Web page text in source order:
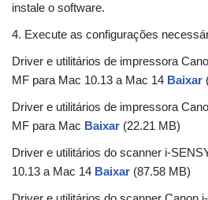
instale o software.
4. Execute as configurações
Driver e utilitários de impressora
MF para Mac 10.13 a Mac 14 Baixar
Driver e utilitários de impressora
MF para Mac Baixar (22.21 MB)
Driver e utilitários do scanner i-
10.13 a Mac 14 Baixar (87.58 MB)